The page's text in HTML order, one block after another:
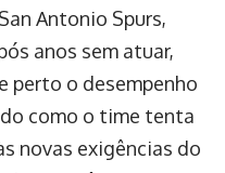
Antonio Spurs,
anos sem atuar,
perto o desempenho
como o time tenta
novas exigências do